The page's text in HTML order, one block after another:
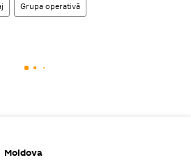
Grupa operativă
Moldova